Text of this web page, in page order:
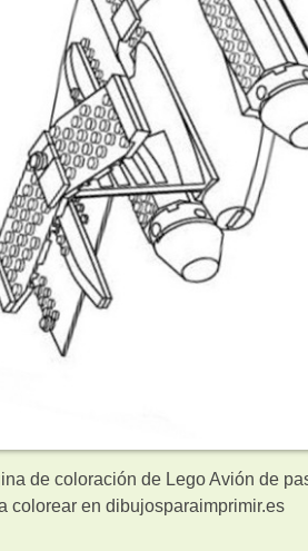
de coloración de Lego Avión de
colorear en dibujosparaimprimir.es